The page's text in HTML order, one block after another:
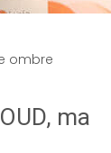
ombre
ma